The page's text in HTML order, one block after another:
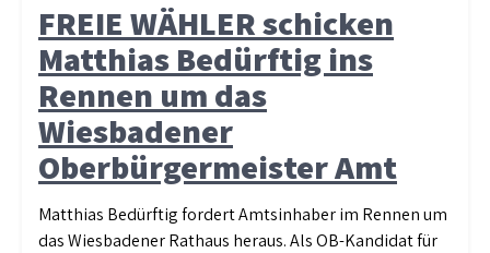
FREIE WÄHLER schicken
Matthias Bedürftig ins
Rennen um das
Wiesbadener
Oberbürgermeister Amt
Matthias Bedürftig fordert Amtsinhaber im Rennen um
das Wiesbadener Rathaus heraus. Als OB-Kandidat für